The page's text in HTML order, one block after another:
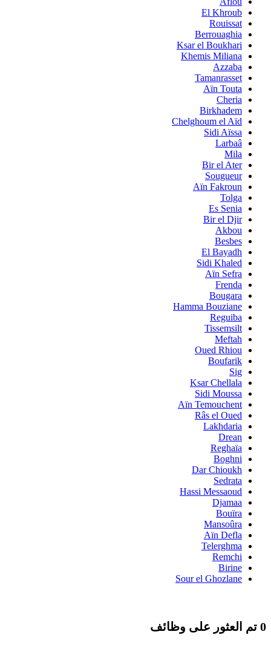
El Khroub
Rouissat
Berrouaghia
Ksar el Boukhari
Khemis Miliana
Azzaba
Tamanrasset
Aïn Touta
Cheria
Birkhadem
Chelghoum el Aïd
Sidi Aïssa
Larbaâ
Mila
Bir el Ater
Sougueur
Aïn Fakroun
Tolga
Es Senia
Bir el Djir
Akbou
Besbes
El Bayadh
Sidi Khaled
Aïn Sefra
Frenda
Bougara
Hamma Bouziane
Reguiba
Tissemsilt
Meftah
Oued Rhiou
Boufarik
Sig
Ksar Chellala
Sidi Moussa
Aïn Temouchent
Râs el Oued
Lakhdaria
Drean
Reghaïa
Boghni
Dar Chioukh
Sedrata
Hassi Messaoud
Djamaa
Bouïra
Mansoûra
Aïn Defla
Telerghma
Remchi
Birine
Sour el Ghozlane
0 تم العثور على وظائف